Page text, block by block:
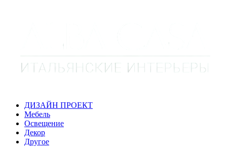
ДИЗАЙН ПРОЕКТ
Мебель
Освещение
Декор
Другое